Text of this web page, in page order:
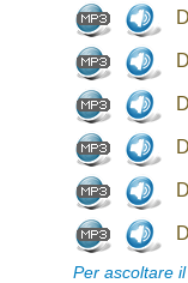
Per ascoltare